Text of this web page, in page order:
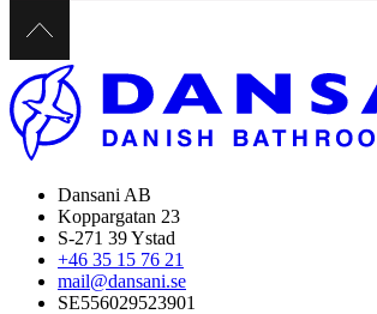
Dansani AB
Koppargatan 23
S-271 39 Ystad
+46 35 15 76 21
mail@dansani.se
SE556029523901